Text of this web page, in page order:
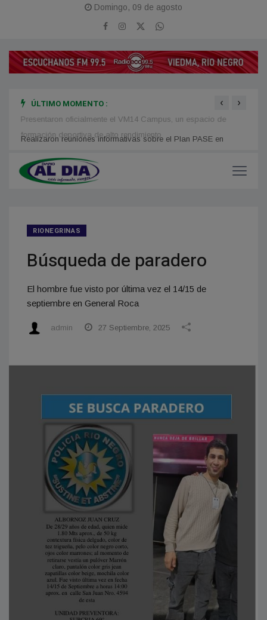
Domingo, 09 de agosto
ÚLTIMO MOMENTO :
Presentaron oficialmente el VM14 Campus, un espacio de
formación deportiva de alto rendimiento
‹ ›
RIONEGRINAS
Búsqueda de paradero
El hombre fue visto por última vez el 14/15 de
septiembre en General Roca
admin 27 Septiembre, 2025